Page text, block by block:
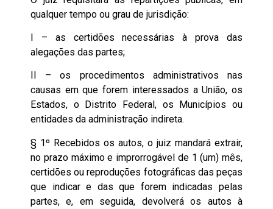
qualquer tempo ou grau de jurisdição:
I – as certidões necessárias à prova das
alegações das partes;
II – os procedimentos administrativos nas
causas em que forem interessados a União, os
Estados, o Distrito Federal, os Municípios ou
entidades da administração indireta.
§ 1º Recebidos os autos, o juiz mandará extrair,
no prazo máximo e improrrogável de 1 (um) mês,
certidões ou reproduções fotográficas das peças
que indicar e das que forem indicadas pelas
partes, e, em seguida, devolverá os autos à